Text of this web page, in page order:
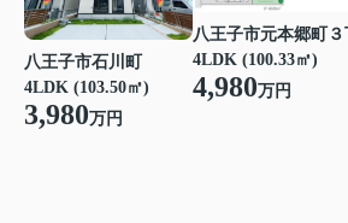
八王子市石川町
4LDK (103.50㎡)
3,980万円
八王子市元本郷町３
4LDK (100.33㎡)
4,980万円